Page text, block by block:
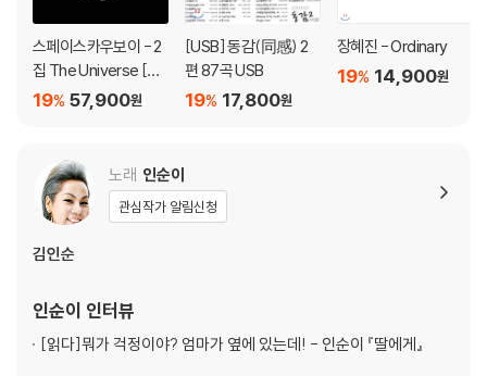
는가수다" 무대에서 다시한번 꼭 볼 수 있기를 바란다.
락앤롤 베이비, YB가 돌아왔다. 그가 부른 곡은 "붉은 노을"(이영훈 작사,
작곡 / YB 편곡). 30,40대 층들은 가수 이문세에 대한 향수가 강하다. 거
기에 최근 빅뱅이 이 곡을 리메이크하여 젊은 층들까지도 인기가 많은 곡
발적이었다. 특히나 YB의 강하면서도 안정적인 보이스와 밝고 경쾌한 리
듬이 더해져서 호주 교민들에게 더 없는 기쁨의 선물을 선사하였다.
가수 박정현의 곡은 "널 붙잡을 노래" (정지훈 작사 / 정지훈,장재민,박세
초 당시 2년 만에 "Back to the Basic"(앨범명)으로 컴백하여 발표한 타
이틀 곡이다. 떠나는 연인에 대한 미련을 떨칠 수 없는 안타까움을 노래한
곡으로서 박정현은 이를 그녀만의 독특한 음색으로 새롭게 재편곡하였다.
스페이스카우보이 - 2
집 The Universe [솔
리드 화이트 컬러 2LP]
57,900원
19%
[USB] 동감(同感) 2
편 87곡 USB
17,800원
19%
장혜진 - Ordinary
14,900원
19%
노래 인순이
관심작가 알림신청
김인순
인순이 인터뷰
[읽다]뭐가 걱정이야? 엄마가 옆에 있는데! - 인순이 『딸에게』